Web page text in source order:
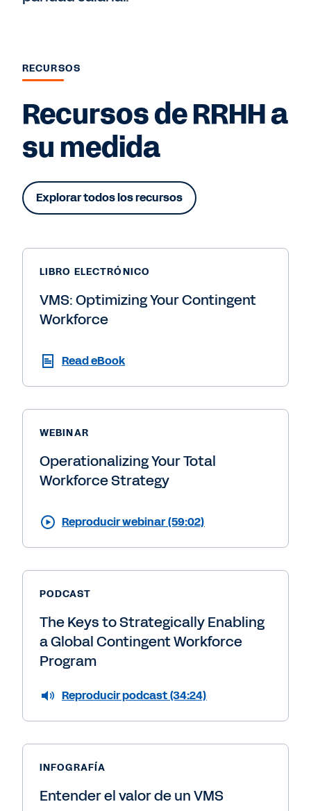
RECURSOS
Recursos de RRHH a
su medida
Explorar todos los recursos
LIBRO ELECTRÓNICO
VMS: Optimizing Your Contingent
Workforce
Read eBook
WEBINAR
Operationalizing Your Total
Workforce Strategy
Reproducir webinar (59:02)
PODCAST
The Keys to Strategically Enabling
a Global Contingent Workforce
Program
Reproducir podcast (34:24)
INFOGRAFÍA
Entender el valor de un VMS